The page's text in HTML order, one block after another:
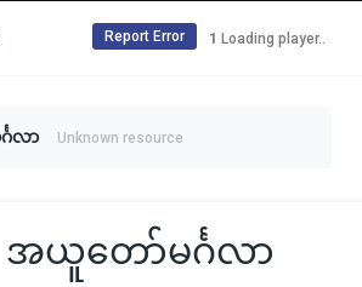
1 Loading player..
Report Error
လာ Unknown resource
အယူတော်မင်္ဂလာ